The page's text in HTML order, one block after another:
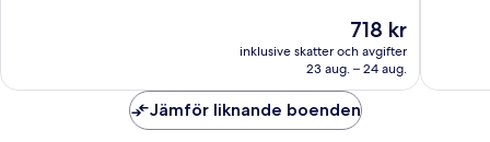
Priset
är
718 kr
718 kr
inklusive skatter och avgifter
23 aug. – 24 aug.
Jämför liknande boenden